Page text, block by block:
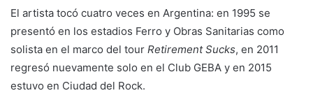
El artista tocó cuatro veces en Argentina: en 1995 se
presentó en los estadios Ferro y Obras Sanitarias como
solista en el marco del tour Retirement Sucks, en 2011
regresó nuevamente solo en el Club GEBA y en 2015
estuvo en Ciudad del Rock.